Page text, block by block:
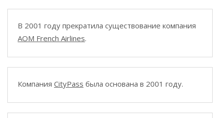
В 2001 году прекратила существование компания
AOM French Airlines.
Компания CityPass была основана в 2001 году.